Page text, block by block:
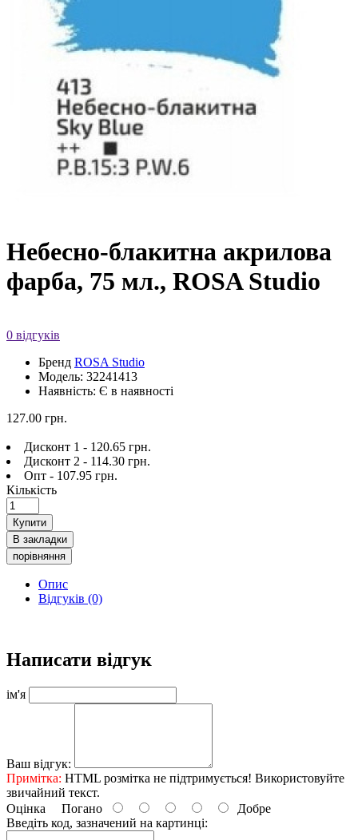
Небесно-блакитна акрилова
фарба, 75 мл., ROSA Studio
0 відгуків
Бренд ROSA Studio
Модель: 32241413
Наявність: Є в наявності
127.00 грн.
Дисконт 1 - 120.65 грн.
Дисконт 2 - 114.30 грн.
Опт - 107.95 грн.
Кількість
Купити
В закладки
порівняння
Опис
Відгуків (0)
Написати відгук
ім'я
Ваш відгук:
Примітка: HTML розмітка не підтримується! Використовуйте
звичайний текст.
Оцінка Погано
Добре
Введіть код, зазначений на картинці: